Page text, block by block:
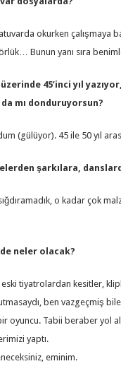
okurken çalışmaya
Bunun yanı sıra
45’inci yıl
mı donduruyorsun?
(gülüyor). 45 ile 50 yıl
şarkılara,
o kadar çok
neler olacak?
eski tiyatrolardan kesitler,
ben vazgeçmiş
oyuncu. Tabii beraber yol
yaptı.
eminim.